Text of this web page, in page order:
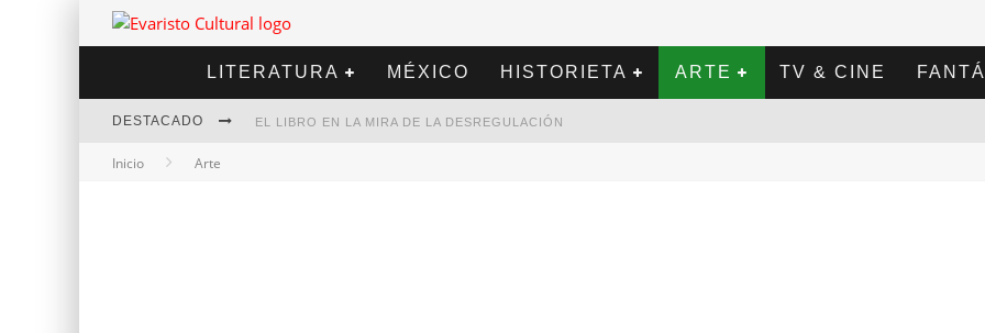
LITERATURA MÉXICO HISTORIETA ARTE TV & CINE
DESTACADO EL LIBRO EN LA MIRA DE LA DESREGULACIÓN
Inicio Arte